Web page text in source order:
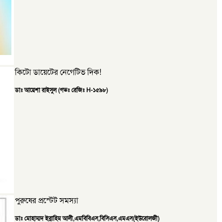
কিটো ডায়েটের নেগেটিভ দিক!
ডাঃ আয়েশা রাইসুল (গভঃ রেজিঃ H-১৫৯৮)
পুরুষের প্রস্টেট সমস্যা
ডাঃ মোহাম্মদ ইব্রাহিম আলী,এমবিবিএস,বিসিএস,এমএস(ইউরোলজী)